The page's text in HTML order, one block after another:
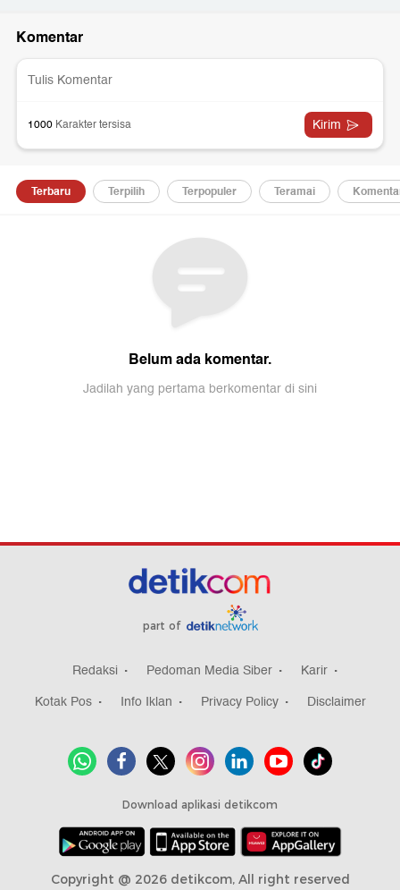
part of
Redaksi Pedoman Media Siber
Karir
Kotak Pos
Info Iklan Privacy Policy Disclaimer
Download aplikasi detikcom
Copyright @ 2026 detikcom, All right reserved